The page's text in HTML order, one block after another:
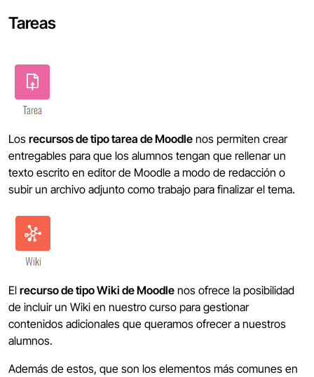
Tareas
Los recursos de tipo tarea de Moodle nos permiten crear
entregables para que los alumnos tengan que rellenar un
texto escrito en editor de Moodle a modo de redacción o
subir un archivo adjunto como trabajo para finalizar el tema.
El recurso de tipo Wiki de Moodle nos ofrece la posibilidad
de incluir un Wiki en nuestro curso para gestionar
contenidos adicionales que queramos ofrecer a nuestros
alumnos.
Además de estos, que son los elementos más comunes en